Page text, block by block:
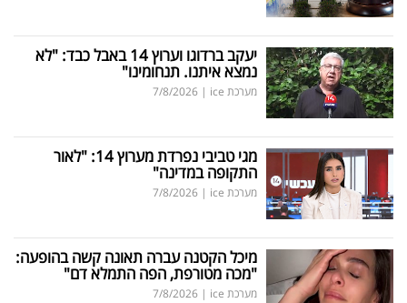
יעקב ברדוגו וערוץ 14 באבל כבד: "לא
נמצא איתנו. תנחומינו"
מערכת ice |
7/8/2026
מגי טביבי נפרדת מערוץ 14: "לאור
התקופה במדינה"
מערכת ice |
7/8/2026
מיכל הקטנה עברה תאונה קשה בהופעה:
"מכה מטורפת, הפה התמלא דם"
מערכת ice |
7/8/2026